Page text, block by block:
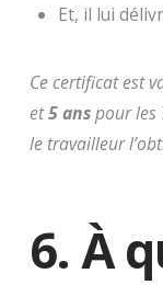
Et, il lui
Ce certificat est
et5 anspour les
le travailleur
6. À